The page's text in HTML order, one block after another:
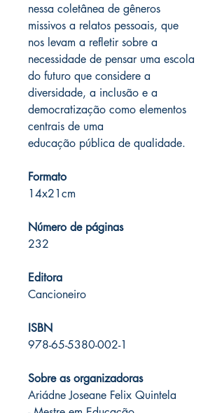
nessa coletânea de gêneros
missivos a relatos pessoais, que
nos levam a refletir sobre a
necessidade de pensar uma escola
do futuro que considere a
diversidade, a inclusão e a
democratização como elementos
centrais de uma
educação pública de qualidade.
Formato
14x21cm
Número de páginas
232
Editora
Cancioneiro
ISBN
978-65-5380-002-1
Sobre as organizadoras
Ariádne Joseane Felix Quintela